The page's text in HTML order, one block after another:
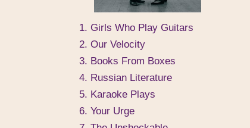
1. Girls Who Play Guitars
2. Our Velocity
3. Books From Boxes
4. Russian Literature
5. Karaoke Plays
6. Your Urge